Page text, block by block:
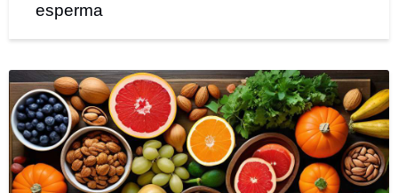
esperma